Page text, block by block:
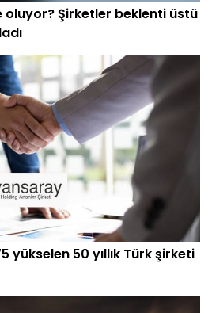
oluyor? Şirketler beklenti üstü
yükselen 50 yıllık Türk şirketi